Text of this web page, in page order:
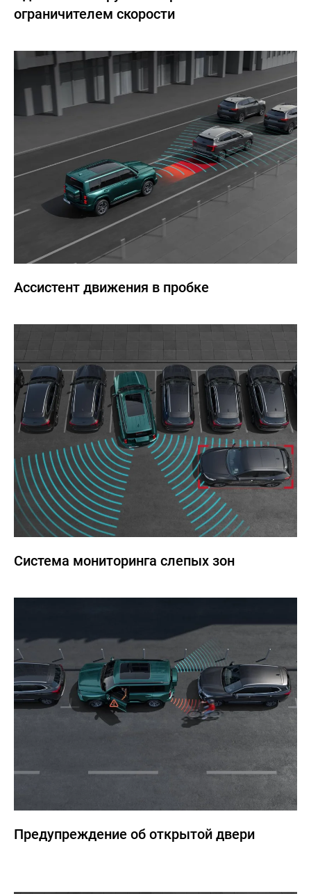
ограничителем скорости
Ассистент движения в пробке
Система мониторинга слепых зон
Предупреждение об открытой двери